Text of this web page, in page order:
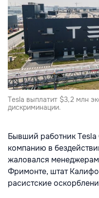
Tesla выплатит $3,2 млн
дискриминации.
Бывший работник
компанию в
жаловался
Фримонте, штат
расистские